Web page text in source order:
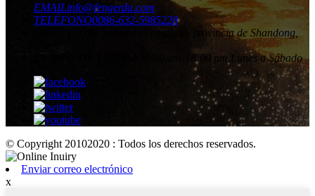
EMAILinfo@fengerda.com
TELÉFONO0086-632-5985228
Ciudad de Tengzhou, provincia de Shandong,
8:00 am-18:00 pm Lunes a Sábado
© Copyright 20102020 : Todos los derechos reservados.
Enviar correo electrónico
x